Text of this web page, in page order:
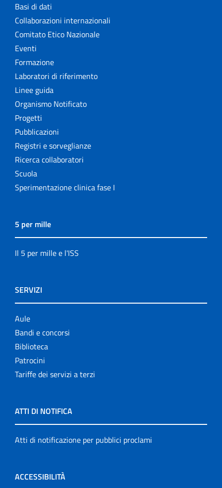
Basi di dati
Collaborazioni internazionali
Comitato Etico Nazionale
Eventi
Formazione
Laboratori di riferimento
Linee guida
Organismo Notificato
Progetti
Pubblicazioni
Registri e sorveglianze
Ricerca collaboratori
Scuola
Sperimentazione clinica fase I
5 per mille
Il 5 per mille e l'ISS
SERVIZI
Aule
Bandi e concorsi
Biblioteca
Patrocini
Tariffe dei servizi a terzi
ATTI DI NOTIFICA
Atti di notificazione per pubblici proclami
ACCESSIBILITÀ